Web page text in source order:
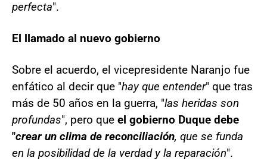
perfecta".
El llamado al nuevo gobierno
Sobre el acuerdo, el vicepresidente Naranjo fue
enfático al decir que "hay que entender" que tras
más de 50 años en la guerra, "las heridas son
profundas", pero que el gobierno Duque debe
"crear un clima de reconciliación, que se funda
en la posibilidad de la verdad y la reparación".